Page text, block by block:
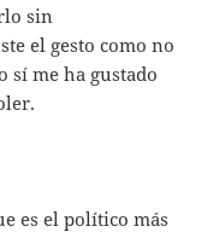
sin
el gesto como no
sí me ha gustado
es el político más